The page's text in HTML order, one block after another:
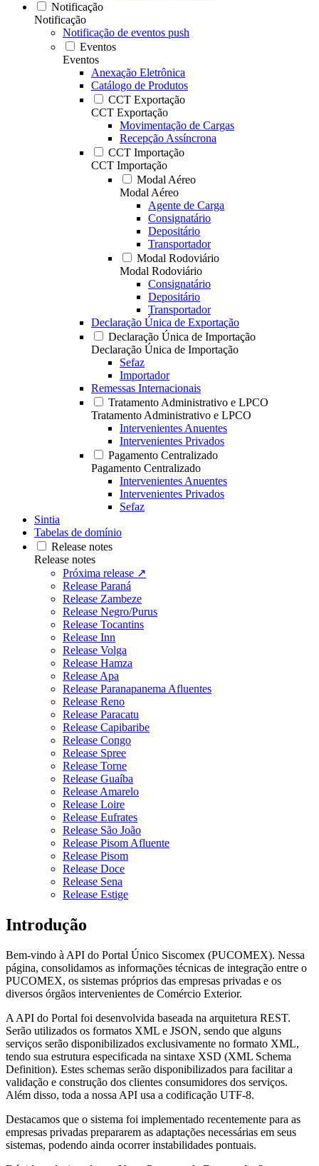
Notificação
Notificação
Notificação de eventos push
Eventos
Eventos
Anexação Eletrônica
Catálogo de Produtos
CCT Exportação
CCT Exportação
Movimentação de Cargas
Recepção Assíncrona
CCT Importação
CCT Importação
Modal Aéreo
Modal Aéreo
Agente de Carga
Consignatário
Depositário
Transportador
Modal Rodoviário
Modal Rodoviário
Consignatário
Depositário
Transportador
Declaração Única de Exportação
Declaração Única de Importação
Declaração Única de Importação
Sefaz
Importador
Remessas Internacionais
Tratamento Administrativo e LPCO
Tratamento Administrativo e LPCO
Intervenientes Anuentes
Intervenientes Privados
Pagamento Centralizado
Pagamento Centralizado
Intervenientes Anuentes
Intervenientes Privados
Sefaz
Sintia
Tabelas de domínio
Release notes
Release notes
Próxima release ↗
Release Paraná
Release Zambeze
Release Negro/Purus
Release Tocantins
Release Inn
Release Volga
Release Hamza
Release Apa
Release Paranapanema Afluentes
Release Reno
Release Paracatu
Release Capibaribe
Release Congo
Release Spree
Release Torne
Release Guaíba
Release Amarelo
Release Loire
Release Eufrates
Release São João
Release Pisom Afluente
Release Pisom
Release Doce
Release Sena
Release Estige
Introdução
Bem-vindo à API do Portal Único Siscomex (PUCOMEX). Nessa
página, consolidamos as informações técnicas de integração entre o
PUCOMEX, os sistemas próprios das empresas privadas e os
diversos órgãos intervenientes de Comércio Exterior.
A API do Portal foi desenvolvida baseada na arquitetura REST.
Serão utilizados os formatos XML e JSON, sendo que alguns
serviços serão disponibilizados exclusivamente no formato XML,
tendo sua estrutura especificada na sintaxe XSD (XML Schema
Definition). Estes schemas serão disponibilizados para facilitar a
validação e construção dos clientes consumidores dos serviços.
Além disso, toda a nossa API usa a codificação UTF-8.
Destacamos que o sistema foi implementado recentemente para as
empresas privadas prepararem as adaptações necessárias em seus
sistemas, podendo ainda ocorrer instabilidades pontuais.